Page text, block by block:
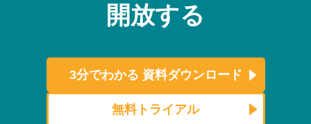
よくある質問
資料ダウンロード
開放する
3分でわかる 資料ダウンロード
無料トライアル